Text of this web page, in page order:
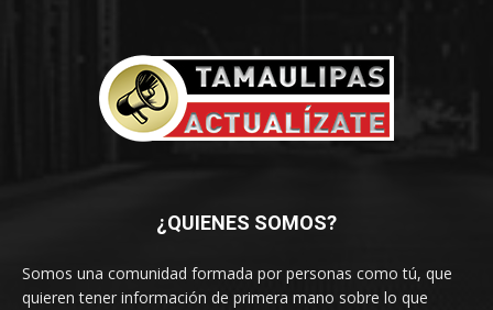
¿QUIENES SOMOS?
Somos una comunidad formada por personas como tú, que
quieren tener información de primera mano sobre lo que